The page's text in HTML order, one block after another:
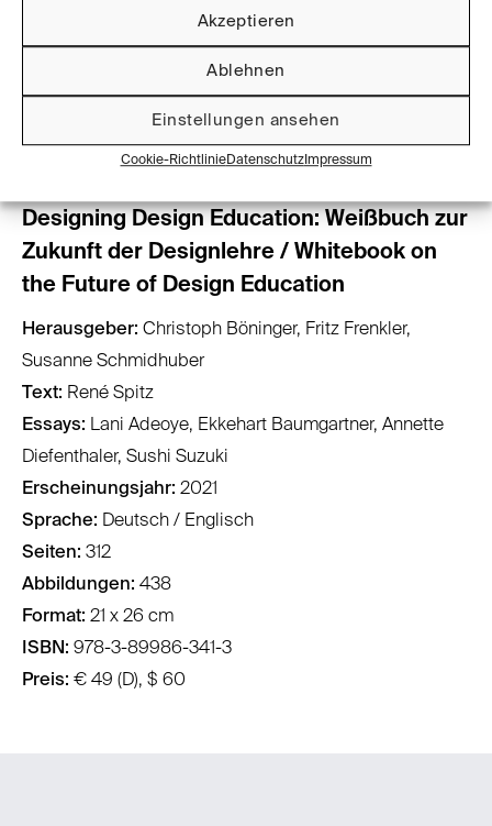
Akzeptieren
Ablehnen
Einstellungen ansehen
Cookie-RichtlinieDatenschutzImpressum
Hearingsmit 100 Beteiligten in Europa,
USA, Asien und Afrika
Konzepte, die in diesen Hearings entwickelt wurden
Lehre und Praxis des Designs
Designing Design Education: Weißbuch zur
Zukunft der Designlehre / Whitebook on
the Future of Design Education
Herausgeber: Christoph Böninger, Fritz Frenkler,
Susanne Schmidhuber
Text: René Spitz
Essays: Lani Adeoye, Ekkehart Baumgartner, Annette
Diefenthaler, Sushi Suzuki
Erscheinungsjahr: 2021
Sprache: Deutsch / Englisch
Seiten: 312
Abbildungen: 438
Format: 21 x 26 cm
ISBN: 978-3-89986-341-3
Preis: € 49 (D), $ 60